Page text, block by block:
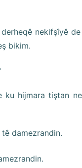
nekifşîyê
bikim.
ku hijmara tiştan
damezrandin.